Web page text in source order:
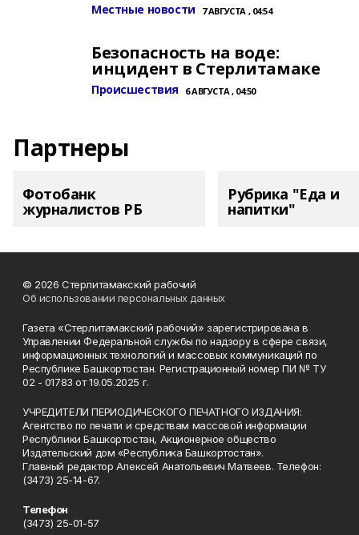
Местные новости 7 АВГУСТА , 04:54
Безопасность на воде:
инцидент в Стерлитамаке
Происшествия 6 АВГУСТА , 04:50
Партнеры
Фотобанк
журналистов РБ
Рубрика "Еда и
напитки"
© 2026 Стерлитамакский рабочий
Об использовании персональных данных
Газета «Стерлитамакский рабочий» зарегистрирована в
Управлении Федеральной службы по надзору в сфере связи,
информационных технологий и массовых коммуникаций по
Республике Башкортостан. Регистрационный номер ПИ № ТУ
02 - 01783 от 19.05.2025 г.
УЧРЕДИТЕЛИ ПЕРИОДИЧЕСКОГО ПЕЧАТНОГО ИЗДАНИЯ:
Агентство по печати и средствам массовой информации
Республики Башкортостан, Акционерное общество
Издательский дом «Республика Башкортостан».
Главный редактор Алексей Анатольевич Матвеев. Телефон:
(3473) 25-14-67.
Телефон
(3473) 25-01-57